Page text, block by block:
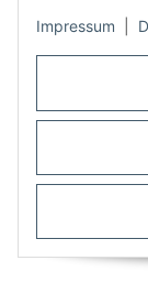
Impressum